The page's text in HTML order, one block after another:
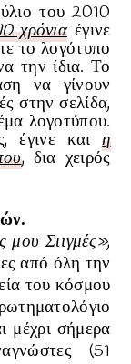
του 2010
χρόνιαέγινε
το λογότυπο
την ίδια. Το
να γίνουν
στην σελίδα,
λογοτύπου.
έγινε καιη
, δια χειρός
.
μου Στιγμές»,
από όλη την
του κόσμου
μέχρι σήμερα
(51